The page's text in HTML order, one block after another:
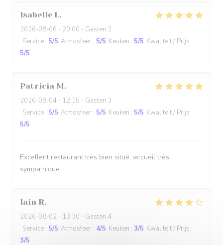
Isabelle L
2026-08-06 - 20:00 - Gasten 2
Service : 5/5 Atmosfeer : 5/5 Keuken : 5/5 Kwaliteit / Prijs :
5/5
Patricia M
2026-08-04 - 12:15 - Gasten 3
Service : 5/5 Atmosfeer : 5/5 Keuken : 5/5 Kwaliteit / Prijs :
5/5
Excellent restaurant très bien situé, accueil très
sympathique
Iain R
2026-08-02 - 13:30 - Gasten 4
Service : 5/5 Atmosfeer : 4/5 Keuken : 3/5 Kwaliteit / Prijs :
3/5